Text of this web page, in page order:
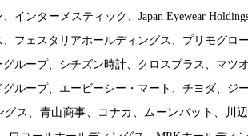
インターメスティック、Japan Eyewear
フェスタリアホールディングス、プリモグロ
ループ、シチズン時計、クロスプラス、マツ
ループ、エービーシー・マート、チヨダ、ジー
ス、青山商事、コナカ、ムーンバット、川辺